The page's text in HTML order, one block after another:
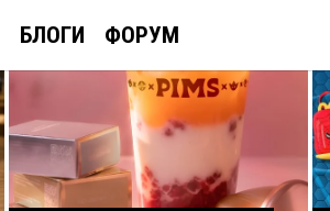
БЛОГИ ФОРУМ